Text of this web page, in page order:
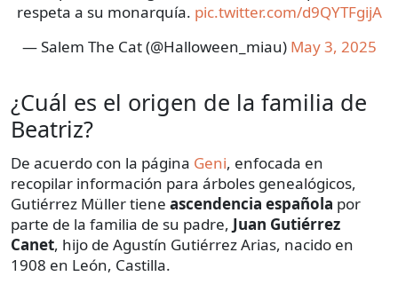
respeta a su monarquía. pic.twitter.com/d9QYTFgijA
— Salem The Cat (@Halloween_miau) May 3, 2025
¿Cuál es el origen de la familia de
Beatriz?
De acuerdo con la página Geni, enfocada en
recopilar información para árboles genealógicos,
Gutiérrez Müller tiene ascendencia española por
parte de la familia de su padre, Juan Gutiérrez
Canet, hijo de Agustín Gutiérrez Arias, nacido en
1908 en León, Castilla.